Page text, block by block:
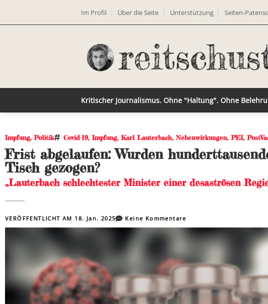
Im Profil Über die Seite Unterstützung Seiten-
Kritischer Journalismus. Ohne "Haltung". Ohne
Impfung,Politik Covid-19,Impfung, Karl Lauterbach,Nebenwirkungen,PEI,
Frist abgelaufen: Wurden
Tisch gezogen?
„Lauterbach schlechtester Minister einer desaströsen
VERÖFFENTLICHT AM 18. Jan. 2025 Keine Kommentare